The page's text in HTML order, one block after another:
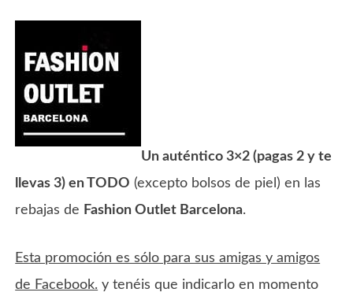
Un auténtico 3×2 (pagas 2 y te
llevas 3) en TODO (excepto bolsos de piel) en las
rebajas de Fashion Outlet Barcelona.
Esta promoción es sólo para sus amigas y amigos
de Facebook. y tenéis que indicarlo en momento